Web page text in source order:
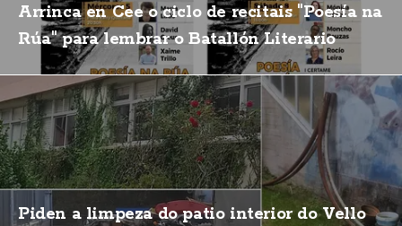
Arrinca en Cee o ciclo de recitais "Poesía na
Rúa" para lembrar o Batallón Literario
Piden a limpeza do patio interior do Vello